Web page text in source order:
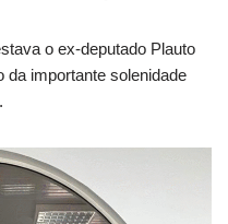
o ex-deputado Plauto
da importante solenidade